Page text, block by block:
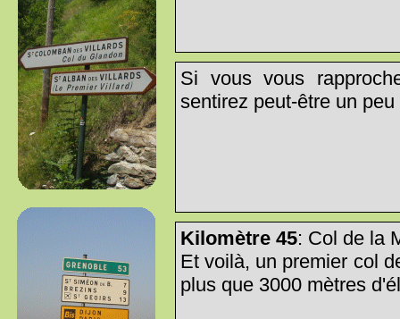
Si vous vous
sentirez peut-être un
Kilomètre 45: Col de la
Et voilà, un premier col
plus que 3000 mètres